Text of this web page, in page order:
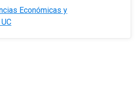
Económicas y